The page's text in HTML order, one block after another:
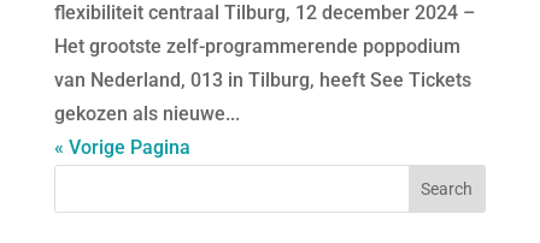
flexibiliteit centraal Tilburg, 12 december 2024 –
Het grootste zelf-programmerende poppodium
van Nederland, 013 in Tilburg, heeft See Tickets
gekozen als nieuwe...
« Vorige Pagina